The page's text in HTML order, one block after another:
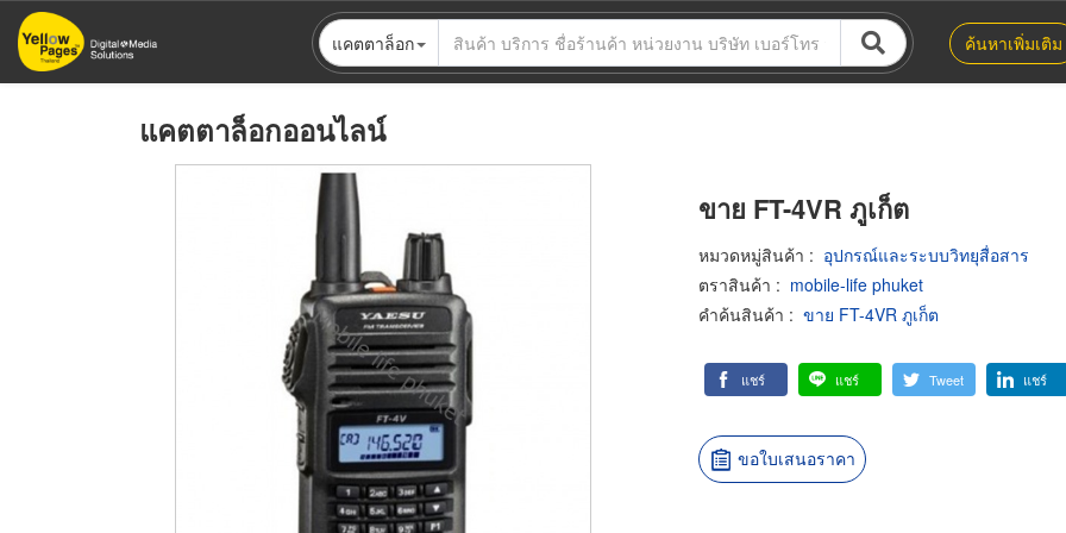
ข้าม
ไป
แคตตาล็อก ค้นหาเพิ่มเติม
แคตตาล็อกออนไลน์
ขาย FT-4VR ภูเก็ต
หมวดหมู่สินค้า : อุปกรณ์และระบบวิทยุสื่อสาร
ตราสินค้า : mobile-life phuket
คำค้นสินค้า : ขาย FT-4VR ภูเก็ต
แชร์ แชร์ Tweet แชร์
ขอใบเสนอราคา